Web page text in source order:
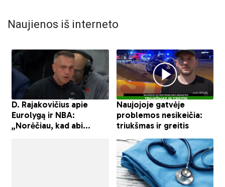
Naujienos iš interneto